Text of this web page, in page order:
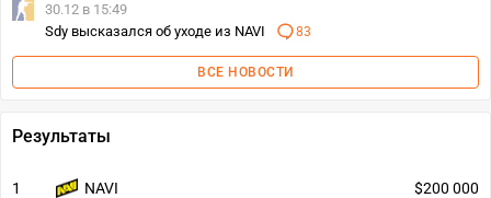
30.12 в 15:49
Sdy высказался об уходе из NAVI
83
ВСЕ НОВОСТИ
Результаты
1 NAVI $200 000